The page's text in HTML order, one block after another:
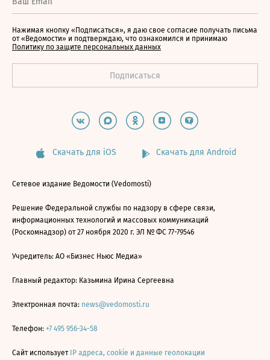
Нажимая кнопку «Подписаться», я даю свое согласие получать письма
от «Ведомости» и подтверждаю, что ознакомился и принимаю
Политику по защите персональных данных
Скачать для iOS Скачать для Android
Сетевое издание Ведомости (Vedomosti)
Решение Федеральной службы по надзору в сфере связи,
информационных технологий и массовых коммуникаций
(Роскомнадзор) от 27 ноября 2020 г. ЭЛ № ФС 77-79546
Учредитель: АО «Бизнес Ньюс Медиа»
Главный редактор: Казьмина Ирина Сергеевна
Электронная почта: news@vedomosti.ru
Телефон: +7 495 956-34-58
Сайт использует IP адреса, cookie и данные геолокации